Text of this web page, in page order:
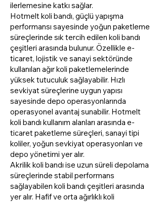
ilerlemesine katkı sağlar.
Hotmelt koli bandı, güçlü yapışma
performansı sayesinde yoğun paketleme
süreçlerinde sık tercih edilen koli bandı
çeşitleri arasında bulunur. Özellikle e-
ticaret, lojistik ve sanayi sektöründe
kullanılan ağır koli paketlemelerinde
yüksek tutuculuk sağlayabilir. Hızlı
sevkiyat süreçlerine uygun yapısı
sayesinde depo operasyonlarında
operasyonel avantaj sunabilir. Hotmelt
koli bandı kullanım alanları arasında e-
ticaret paketleme süreçleri, sanayi tipi
koliler, yoğun sevkiyat operasyonları ve
depo yönetimi yer alır.
Akrilik koli bandı ise uzun süreli depolama
süreçlerinde stabil performans
sağlayabilen koli bandı çeşitleri arasında
yer alır. Hafif ve orta ağırlıklı koli